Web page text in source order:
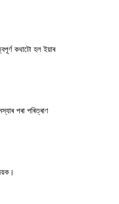
কথাটো হল ইয়াৰ
পৰা পৰিত্ৰাণ